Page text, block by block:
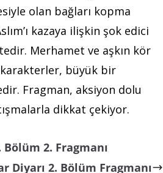
olan bağları kopma
kazaya ilişkin şok edici
Merhamet ve aşkın kör
karakterler, büyük bir
Fragman, aksiyon dolu
dikkat çekiyor.
Bölüm 2. Fragmanı
Diyarı 2. Bölüm Fragmanı